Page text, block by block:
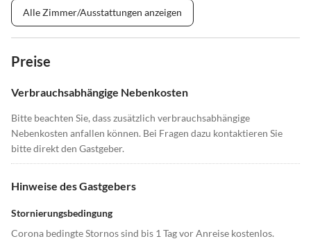
Alle Zimmer/Ausstattungen anzeigen
Preise
Verbrauchsabhängige Nebenkosten
Bitte beachten Sie, dass zusätzlich verbrauchsabhängige
Nebenkosten anfallen können. Bei Fragen dazu kontaktieren Sie
bitte direkt den Gastgeber.
Hinweise des Gastgebers
Stornierungsbedingung
Corona bedingte Stornos sind bis 1 Tag vor Anreise kostenlos.